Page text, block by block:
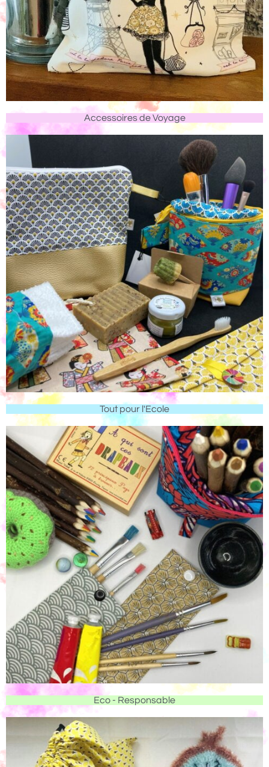
Accessoires de Voyage
Tout pour l'Ecole
Eco - Responsable